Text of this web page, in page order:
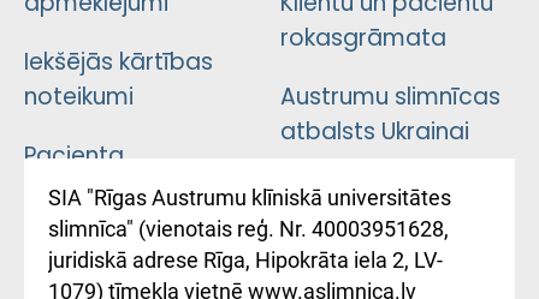
Iekšējās kārtības
noteikumi
Pacienta
atsauksmju/sūdzību
iesniegšanas
kārtība
rokasgrāmata
Austrumu slimnīcas
atbalsts Ukrainai
Підтримка Східної
лікарні та співпраця з
Україною
SIA "Rīgas Austrumu klīniskā universitātes
slimnīca" (vienotais reģ. Nr. 40003951628,
juridiskā adrese Rīga, Hipokrāta iela 2, LV-
1079) tīmekļa vietnē www.aslimnica.lv